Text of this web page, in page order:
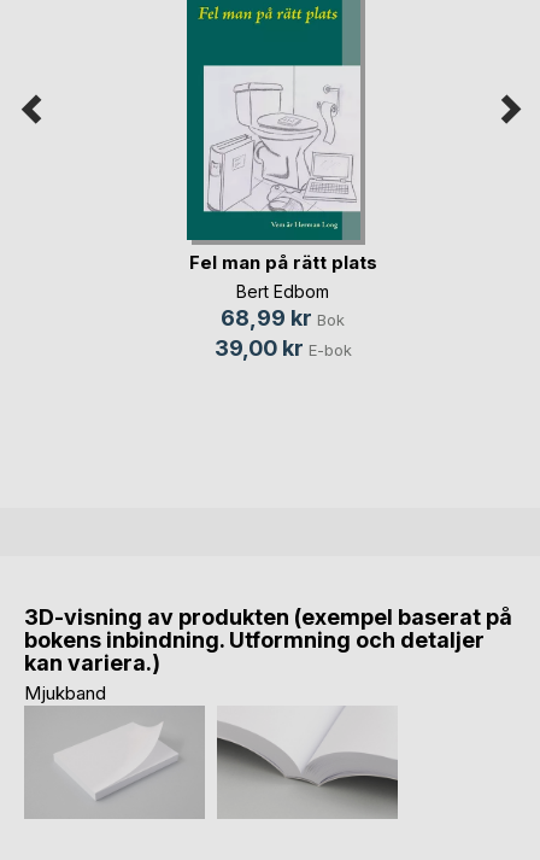
Fel man på rätt plats
Bert Edbom
68,99 kr Bok
39,00 kr E-bok
3D-visning av produkten (exempel baserat på
bokens inbindning. Utformning och detaljer
kan variera.)
Mjukband